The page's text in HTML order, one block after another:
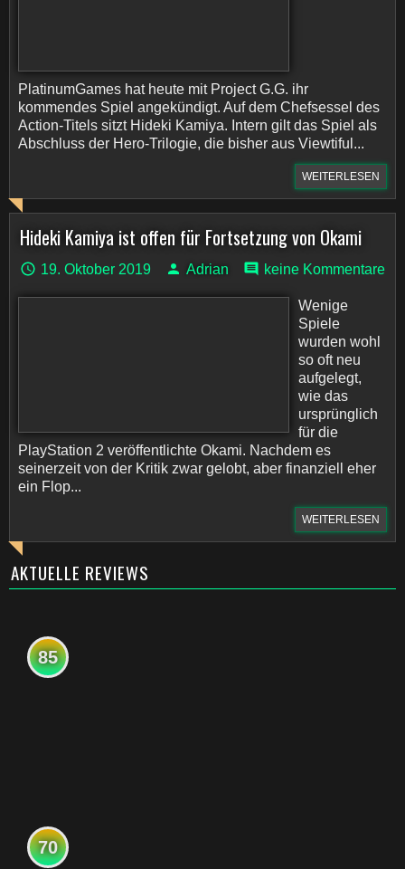
PlatinumGames hat heute mit Project G.G. ihr
kommendes Spiel angekündigt. Auf dem Chefsessel des
Action-Titels sitzt Hideki Kamiya. Intern gilt das Spiel als
Abschluss der Hero-Trilogie, die bisher aus Viewtiful...
WEITERLESEN
Hideki Kamiya ist offen für Fortsetzung von Okami
19. Oktober 2019 Adrian keine Kommentare
Wenige
Spiele
wurden wohl
so oft neu
aufgelegt,
wie das
ursprünglich
für die
PlayStation 2 veröffentlichte Okami. Nachdem es
seinerzeit von der Kritik zwar gelobt, aber finanziell eher
ein Flop...
WEITERLESEN
AKTUELLE REVIEWS
85
70